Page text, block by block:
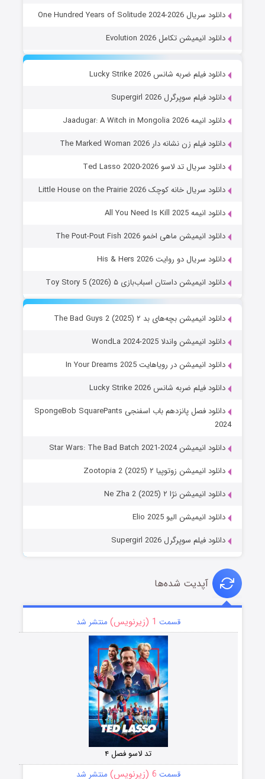
دانلود سریال One Hundred Years of Solitude 2024-2026
دانلود انیمیشن تکامل Evolution 2026
دانلود فیلم ضربه شانس Lucky Strike 2026
دانلود فیلم سوپرگرل Supergirl 2026
دانلود انیمه Jaadugar: A Witch in Mongolia 2026
دانلود فیلم زن نشانه دار The Marked Woman 2026
دانلود سریال تد لاسو Ted Lasso 2020-2026
دانلود سریال خانه کوچک Little House on the Prairie 2026
دانلود انیمه All You Need Is Kill 2025
دانلود انیمیشن ماهی اخمو The Pout-Pout Fish 2026
دانلود سریال دو روایت His & Hers 2026
دانلود انیمیشن داستان اسباب‌بازی ۵ Toy Story 5 (2026)
دانلود انیمیشن بچه‌های بد ۲ The Bad Guys 2 (2025)
دانلود انیمیشن واندلا WondLa 2024-2025
دانلود انیمیشن در رویاهایت In Your Dreams 2025
دانلود فیلم ضربه شانس Lucky Strike 2026
دانلود فصل پانزدهم باب اسفنجی SpongeBob SquarePants
2024
دانلود انیمیشن Star Wars: The Bad Batch 2021-2024
دانلود انیمیشن زوتوپیا ۲ Zootopia 2 (2025)
دانلود انیمیشن نژا ۲ Ne Zha 2 (2025)
دانلود انیمیشن الیو Elio 2025
دانلود فیلم سوپرگرل Supergirl 2026
آپدیت شده‌ها
قسمت 1 (زیرنویس) منتشر شد
تد لاسو فصل ۴
قسمت 6 (زیرنویس) منتشر شد